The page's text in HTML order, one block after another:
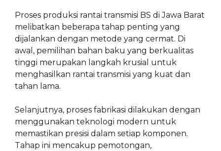
Proses produksi rantai transmisi BS di Jawa Barat
melibatkan beberapa tahap penting yang
dijalankan dengan metode yang cermat. Di
awal, pemilihan bahan baku yang berkualitas
tinggi merupakan langkah krusial untuk
menghasilkan rantai transmisi yang kuat dan
tahan lama.
Selanjutnya, proses fabrikasi dilakukan dengan
menggunakan teknologi modern untuk
memastikan presisi dalam setiap komponen.
Tahap ini mencakup pemotongan,